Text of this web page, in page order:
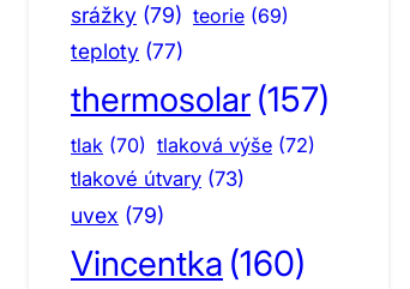
srážky (79) teorie (69)
teploty (77)
thermosolar (157)
tlak (70) tlaková výše (72)
tlakové útvary (73)
uvex (79)
Vincentka (160)